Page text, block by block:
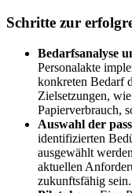
Schritte zur
Bedarfsanalyse
Personalakte
konkreten Bedarf
Zielsetzungen,
Papierverbrauch,
Auswahl der
identifizierten
ausgewählt
aktuellen
zukunftsfähig sein.